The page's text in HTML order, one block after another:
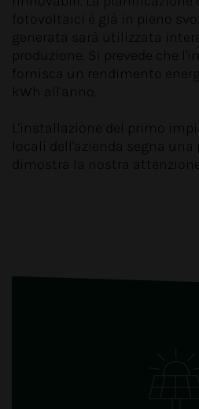
fotovoltaici è già in pieno
generata sarà utilizzata
produzione. Si prevede che
fornisca un rendimento
kWh all'anno.
L'installazione del primo
locali dell'azienda segna
dimostra la nostra